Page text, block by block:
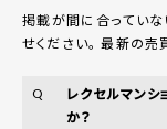
掲載が間に合ってい
せください。 最新の売
Q
レクセルマン
か？